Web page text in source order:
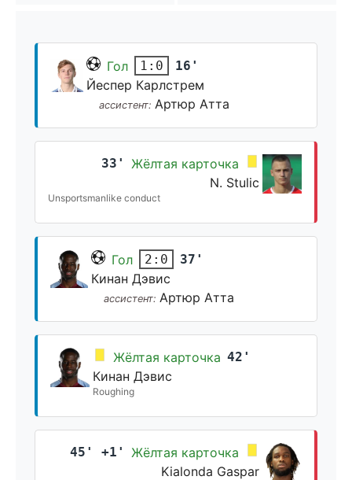
Гол 1:0 16'
Йеспер Карлстрем
ассистент: Артюр Атта
33'
Жёлтая карточка
N. Stulic
Unsportsmanlike conduct
Гол 2:0 37'
Кинан Дэвис
ассистент: Артюр Атта
Жёлтая карточка 42'
Кинан Дэвис
Roughing
45' +1'
Жёлтая карточка
Kialonda Gaspar